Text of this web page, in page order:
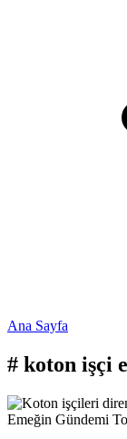
Ana Sayfa
# koton işçi
Emeğin Gündemi